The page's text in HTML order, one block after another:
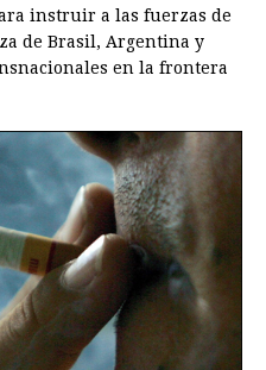
instruir a las fuerzas de
de Brasil, Argentina y
en la frontera